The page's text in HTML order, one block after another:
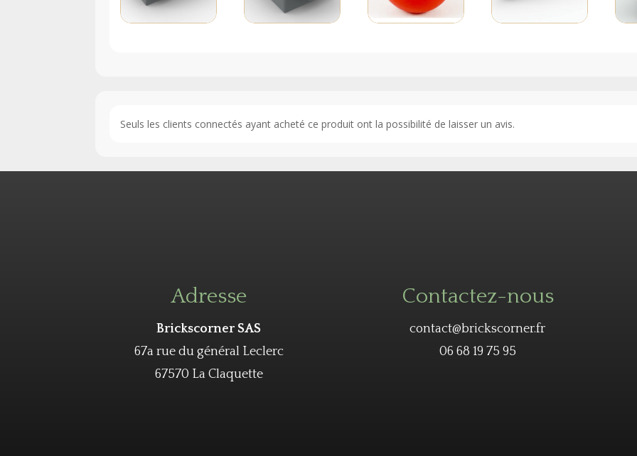
Seuls les clients connectés ayant acheté ce produit ont la possibilité de laisser un avis.
Adresse
Brickscorner SAS
67a rue du général Leclerc
67570 La Claquette
Contactez-nous
contact@brickscorner.fr
06 68 19 75 95